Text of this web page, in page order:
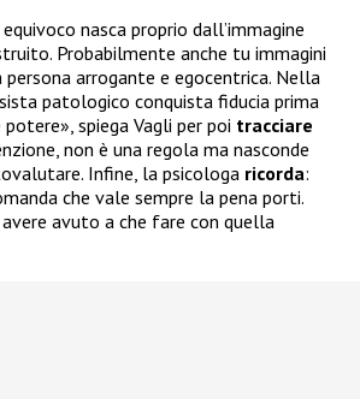
nasca proprio dall’immagine
Probabilmente anche tu immagini
arrogante e egocentrica. Nella
patologico conquista fiducia prima
spiega Vagli per poi tracciare
non è una regola ma nasconde
Infine, la psicologa ricorda:
che vale sempre la pena porti.
avuto a che fare con quella